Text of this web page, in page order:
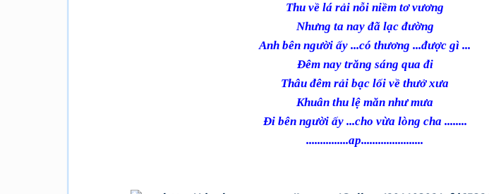
Thu về lá rải nỗi niềm tơ vương
Nhưng ta nay đã lạc đường
Anh bên người ấy ...có thương ...được gì ...
Đêm nay trăng sáng qua đi
Thâu đêm rải bạc lối về thưở xưa
Khuân thu lệ măn như mưa
Đi bên người ấy ...cho vừa lòng cha ........
...............ap......................